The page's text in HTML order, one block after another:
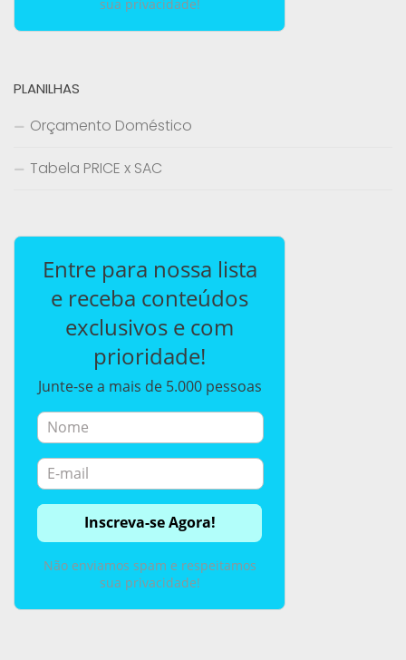
sua privacidade!
PLANILHAS
Orçamento Doméstico
Tabela PRICE x SAC
Entre para nossa lista
e receba conteúdos
exclusivos e com
prioridade!
Junte-se a mais de 5.000 pessoas
Não enviamos spam e respeitamos
sua privacidade!